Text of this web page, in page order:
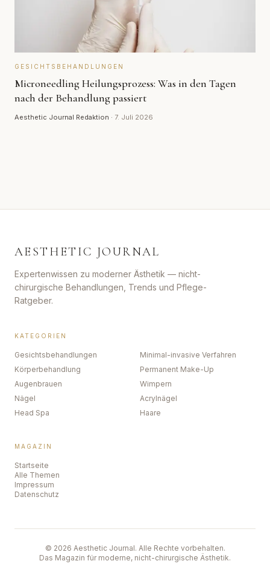
GESICHTSBEHANDLUNGEN
Microneedling Heilungsprozess: Was in den Tagen
nach der Behandlung passiert
Aesthetic Journal Redaktion · 7. Juli 2026
AESTHETIC JOURNAL
Expertenwissen zu moderner Ästhetik — nicht-
chirurgische Behandlungen, Trends und Pflege-
Ratgeber.
KATEGORIEN
Gesichtsbehandlungen
Minimal-invasive Verfahren
Körperbehandlung
Permanent Make-Up
Augenbrauen
Wimpern
Nägel
Acrylnägel
Head Spa
Haare
MAGAZIN
Startseite
Alle Themen
Impressum
Datenschutz
© 2026 Aesthetic Journal. Alle Rechte vorbehalten.
Das Magazin für moderne, nicht-chirurgische Ästhetik.